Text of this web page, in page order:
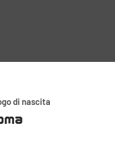
di nascita